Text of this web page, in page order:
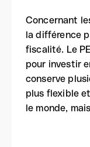
Concernant
la différence
fiscalité. Le
pour investir
conserve
plus flexible
le monde,